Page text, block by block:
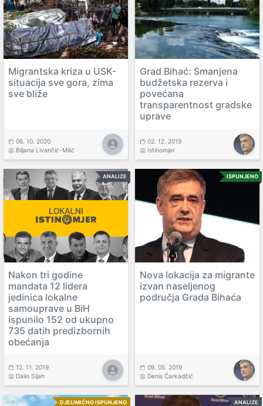
Migrantska kriza u USK-
situacija sve gora, zima
sve bliže
06. 10. 2020
Biljana Livančić-Milić
Grad Bihać: Smanjena
budžetska rezerva i
povećana
transparentnost gradske
uprave
02. 12. 2019
Istinomjer
ANALIZE
Nakon tri godine
mandata 12 lidera
jedinica lokalne
samouprave u BiH
ispunilo 152 od ukupno
735 datih predizbornih
obećanja
12. 11. 2019
Dalio Sijah
ISPUNJENO
Nova lokacija za migrante
izvan naseljenog
područja Grada Bihaća
09. 05. 2019
Denis Čarkadžić
DJELIMIČNO ISPUNJENO ANALIZE